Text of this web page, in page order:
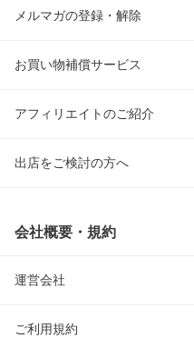
メルマガの登録・解除
お買い物補償サービス
アフィリエイトのご紹介
出店をご検討の方へ
会社概要・規約
運営会社
ご利用規約